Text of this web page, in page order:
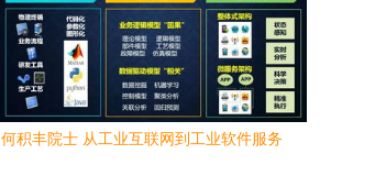
何积丰院士 从工业互联网到工业软件服务